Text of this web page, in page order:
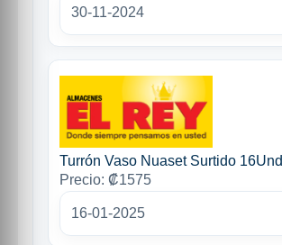
30-11-2024
Turrón Vaso Nuaset Surtido 16Und
Precio: ₡1575
16-01-2025